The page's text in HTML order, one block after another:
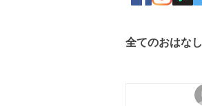
全てのおはなし